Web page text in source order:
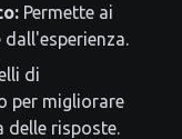
Permette ai
di
per migliorare
delle risposte.